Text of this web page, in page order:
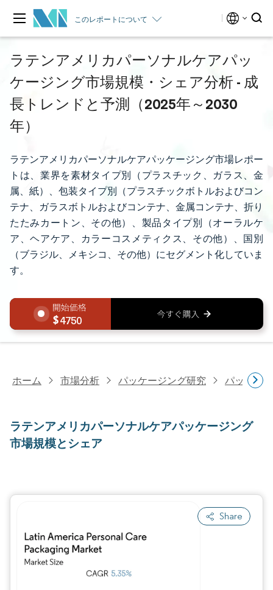
このレポートについて
ラテンアメリカパーソナルケアパッ
ケージング市場規模・シェア分析 - 成
長トレンドと予測（2025年～2030
年）
ラテンアメリカパーソナルケアパッケージング市場レポー
トは、業界を素材タイプ別（プラスチック、ガラス、金
属、紙）、包装タイプ別（プラスチックボトルおよびコン
テナ、ガラスボトルおよびコンテナ、金属コンテナ、折り
たたみカートン、その他）、製品タイプ別（オーラルケ
ア、ヘアケア、カラーコスメティクス、その他）、国別
（ブラジル、メキシコ、その他）にセグメント化していま
す。
4750
ホーム 市場分析 パッケージング研究 パッケー
ラテンアメリカパーソナルケアパッケージング
市場規模とシェア
Share